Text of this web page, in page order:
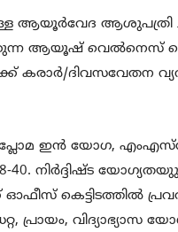
ആയൂര്‍വേദ
ആയൂഷ് വെല്‍നെസ്
കരാര്‍/ദിവസവേതന
ഇന്‍ യോഗ,
40. നിര്‍ദ്ദിഷ്ട
കെട്ടിടത്തില്‍
വിദ്യാഭ്യാസ